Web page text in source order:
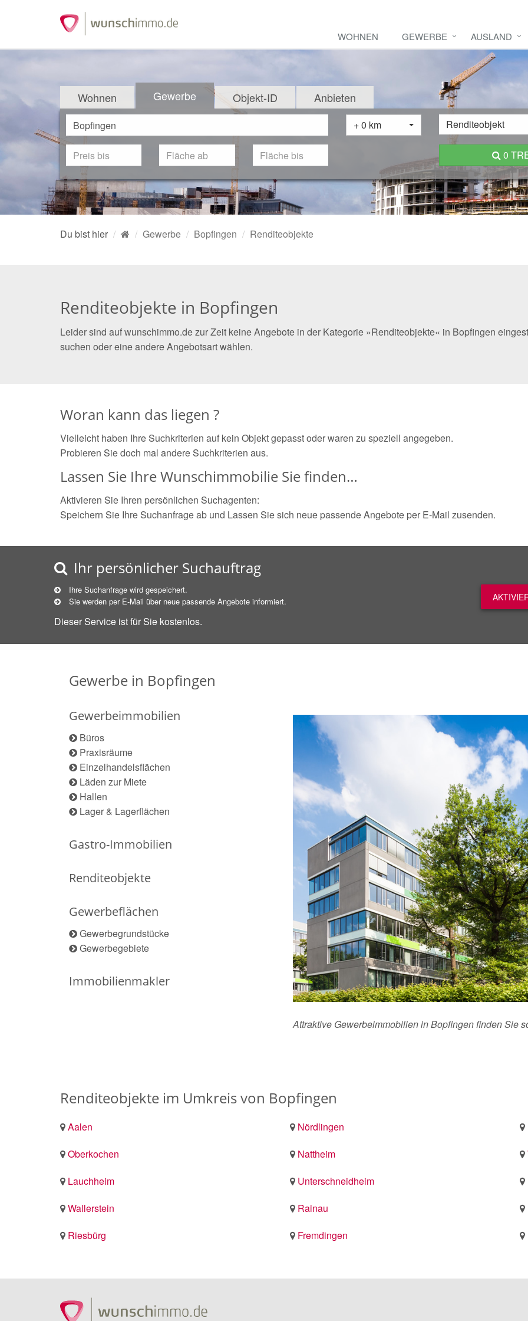
WOHNEN GEWERBE AUSLAND
Wohnen Gewerbe Objekt-ID Anbieten
+ 0 km Renditeobjekt
0
Du bist hier Gewerbe Bopfingen Renditeobjekte
Renditeobjekte in Bopfingen
Leider sind auf wunschimmo.de zur Zeit keine Angebote in der Kategorie »Renditeobjekte« in Bopfingen
suchen oder eine andere Angebotsart wählen.
Woran kann das liegen ?
Vielleicht haben Ihre Suchkriterien auf kein Objekt gepasst oder waren zu speziell angegeben.
Probieren Sie doch mal andere Suchkriterien aus.
Lassen Sie Ihre Wunschimmobilie Sie finden…
Aktivieren Sie Ihren persönlichen Suchagenten:
Speichern Sie Ihre Suchanfrage ab und Lassen Sie sich neue passende Angebote per E-Mail zusenden.
Ihr persönlicher Suchauftrag
Ihre Suchanfrage wird gespeichert.
Sie werden per E-Mail über neue passende Angebote informiert.
Dieser Service ist für Sie kostenlos.
Gewerbe in Bopfingen
Gewerbeimmobilien
Büros
Praxisräume
Einzelhandelsflächen
Läden zur Miete
Hallen
Lager & Lagerflächen
Gastro-Immobilien
Renditeobjekte
Gewerbeflächen
Gewerbegrundstücke
Gewerbegebiete
Immobilienmakler
Attraktive Gewerbeimmobilien in Bopfingen finden Sie
Renditeobjekte im Umkreis von Bopfingen
Aalen Nördlingen
Oberkochen
Nattheim
Lauchheim
Unterschneidheim
Wallerstein
Rainau
Riesbürg
Fremdingen